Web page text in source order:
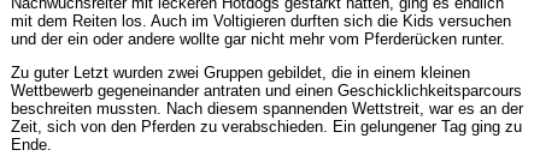
mit dem Reiten los. Auch im Voltigieren durften sich die Kids versuchen
und der ein oder andere wollte gar nicht mehr vom Pferderücken runter.
Zu guter Letzt wurden zwei Gruppen gebildet, die in einem kleinen
Wettbewerb gegeneinander antraten und einen Geschicklichkeitsparcours
beschreiten mussten. Nach diesem spannenden Wettstreit, war es an der
Zeit, sich von den Pferden zu verabschieden. Ein gelungener Tag ging zu
Ende.